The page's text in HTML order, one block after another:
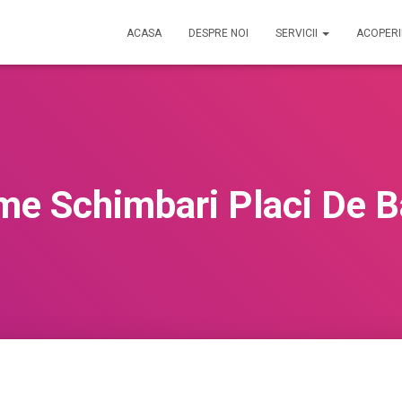
ACASA DESPRE NOI SERVICII
Schimbari Placi De